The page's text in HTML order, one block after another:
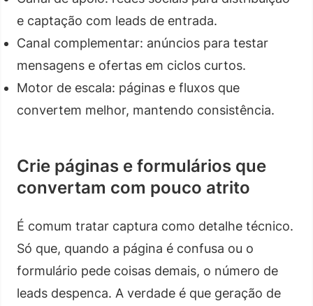
e captação com leads de entrada.
Canal complementar: anúncios para testar
mensagens e ofertas em ciclos curtos.
Motor de escala: páginas e fluxos que
convertem melhor, mantendo consistência.
Crie páginas e formulários que
convertam com pouco atrito
É comum tratar captura como detalhe técnico.
Só que, quando a página é confusa ou o
formulário pede coisas demais, o número de
leads despenca. A verdade é que geração de